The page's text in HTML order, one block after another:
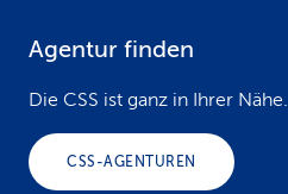
Agentur finden
Die CSS ist ganz in Ihrer Nähe.
CSS-AGENTUREN